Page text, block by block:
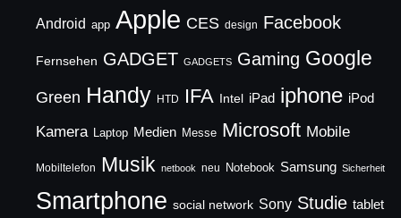
Android app Apple CES design Facebook
Fernsehen GADGET GADGETS Gaming Google
Green Handy HTD IFA Intel iPad iphone iPod
Kamera Laptop Medien Messe Microsoft Mobile
Mobiltelefon Musik netbook neu Notebook Samsung Sicherheit
Smartphone social network Sony Studie tablet